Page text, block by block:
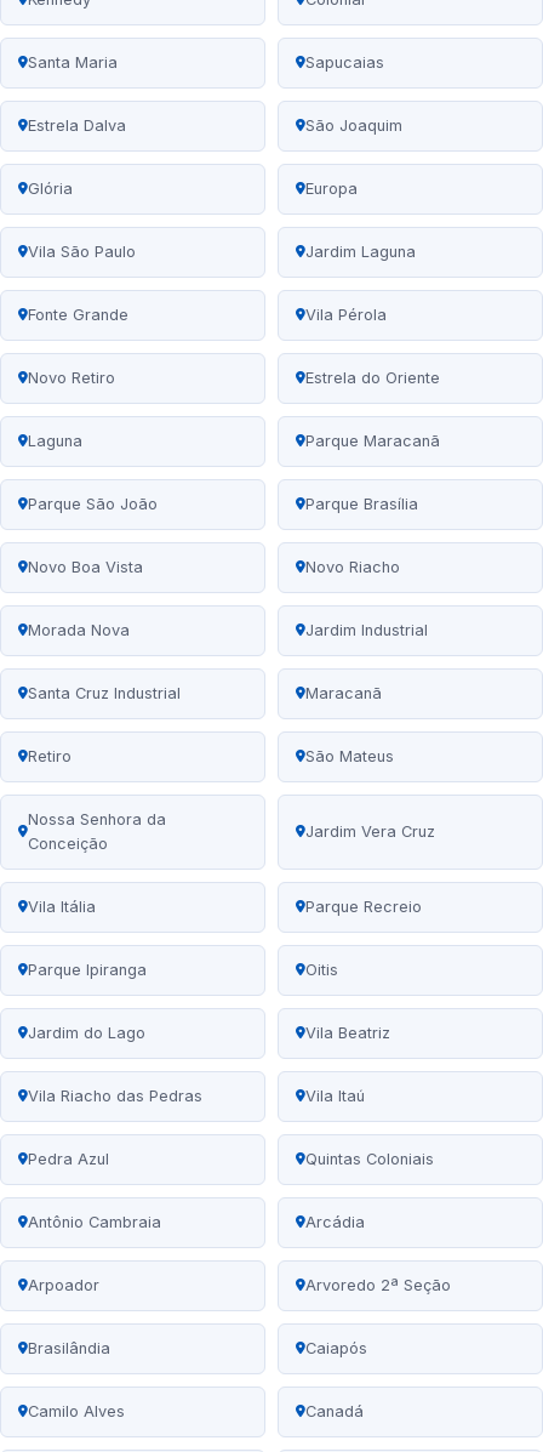
Santa Maria Sapucaias
Estrela Dalva São Joaquim
Glória Europa
Vila São Paulo Jardim Laguna
Fonte Grande Vila Pérola
Novo Retiro Estrela do Oriente
Laguna Parque Maracanã
Parque São João Parque Brasília
Novo Boa Vista Novo Riacho
Morada Nova Jardim Industrial
Santa Cruz Industrial Maracanã
Retiro São Mateus
Nossa Senhora da
Conceição
Jardim Vera Cruz
Vila Itália Parque Recreio
Parque Ipiranga Oitis
Jardim do Lago Vila Beatriz
Vila Riacho das Pedras Vila Itaú
Pedra Azul Quintas Coloniais
Antônio Cambraia Arcádia
Arpoador Arvoredo 2ª Seção
Brasilândia Caiapós
Camilo Alves Canadá